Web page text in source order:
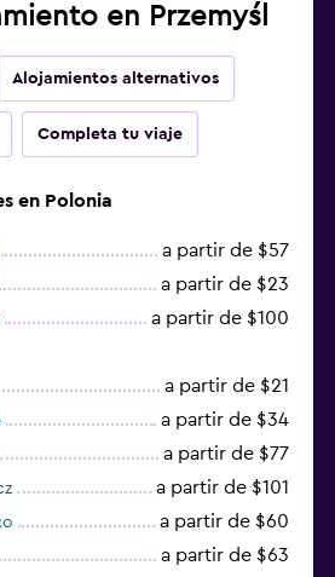
en Przemyśl
Alojamientos alternativos
Completa tu viaje
en Polonia
a partir de $57
a partir de $23
a partir de $100
a partir de $21
a partir de $34
a partir de $77
a partir de $101
a partir de $60
a partir de $63